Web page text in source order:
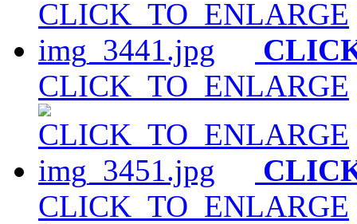
CLICK_TO_ENLARGE
CLICK_TO_ENLARGE